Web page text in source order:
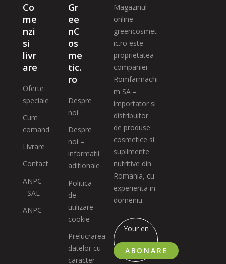
Co
me
nzi
si
livr
are
Oferte
speciale
Cum
comand
Livrare
Contact
ANPC
- SAL
ANPC
Gr
ee
nC
os
me
tic.
ro
Despre
noi
Despre
noi –
informatii
aditionale
Politica
de
utilizare
cookie
Prelucrarea
datelor cu
caracter
Magazinul
online
greencosmet
ic.ro este
proprietatea
companiei
Romfarmachi
m SA –
importator si
distribuitor
de produse
cosmetice si
suplimente
nutritive din
Romania, cu
experienta in
domeniu.
ABONARE